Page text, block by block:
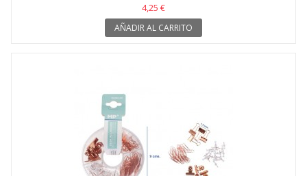
4,25 €
AÑADIR AL CARRITO